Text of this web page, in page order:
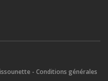
- Conditions générales